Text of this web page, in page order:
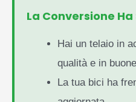
La Conversione Ha
Hai un telaio in
qualità e in
La tua bici ha